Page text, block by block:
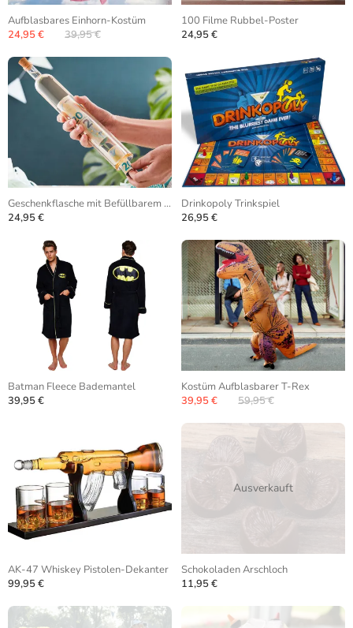
Aufblasbares Einhorn-Kostüm
24,95 €
39,95 €
100 Filme Rubbel-Poster
24,95 €
Geschenkflasche mit Befüllbarem Hohlraum
24,95 €
Drinkopoly Trinkspiel
26,95 €
Batman Fleece Bademantel
39,95 €
Kostüm Aufblasbarer T-Rex
39,95 €
59,95 €
AK-47 Whiskey Pistolen-Dekanter
99,95 €
Ausverkauft
Schokoladen Arschloch
11,95 €